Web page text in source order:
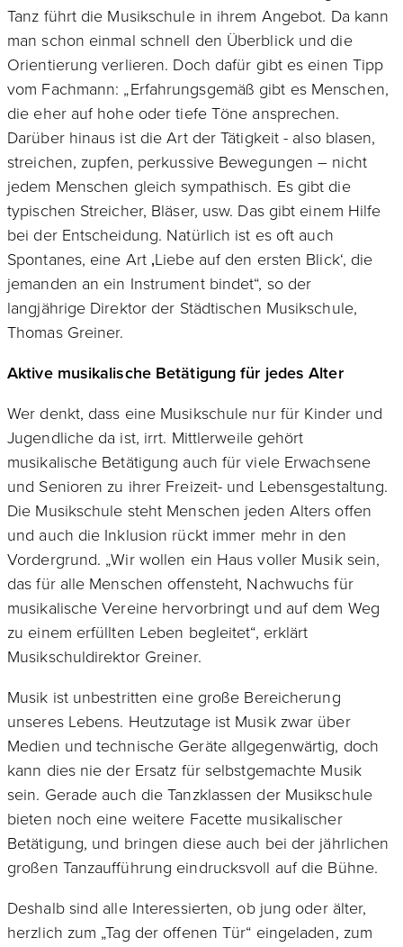
Tanz führt die Musikschule in ihrem Angebot. Da kann
man schon einmal schnell den Überblick und die
Orientierung verlieren. Doch dafür gibt es einen Tipp
vom Fachmann: „Erfahrungsgemäß gibt es Menschen,
die eher auf hohe oder tiefe Töne ansprechen.
Darüber hinaus ist die Art der Tätigkeit - also blasen,
streichen, zupfen, perkussive Bewegungen – nicht
jedem Menschen gleich sympathisch. Es gibt die
typischen Streicher, Bläser, usw. Das gibt einem Hilfe
bei der Entscheidung. Natürlich ist es oft auch
Spontanes, eine Art ‚Liebe auf den ersten Blick‘, die
jemanden an ein Instrument bindet“, so der
langjährige Direktor der Städtischen Musikschule,
Thomas Greiner.
Aktive musikalische Betätigung für jedes Alter
Wer denkt, dass eine Musikschule nur für Kinder und
Jugendliche da ist, irrt. Mittlerweile gehört
musikalische Betätigung auch für viele Erwachsene
und Senioren zu ihrer Freizeit- und Lebensgestaltung.
Die Musikschule steht Menschen jeden Alters offen
und auch die Inklusion rückt immer mehr in den
Vordergrund. „Wir wollen ein Haus voller Musik sein,
das für alle Menschen offensteht, Nachwuchs für
musikalische Vereine hervorbringt und auf dem Weg
zu einem erfüllten Leben begleitet“, erklärt
Musikschuldirektor Greiner.
Musik ist unbestritten eine große Bereicherung
unseres Lebens. Heutzutage ist Musik zwar über
Medien und technische Geräte allgegenwärtig, doch
kann dies nie der Ersatz für selbstgemachte Musik
sein. Gerade auch die Tanzklassen der Musikschule
bieten noch eine weitere Facette musikalischer
Betätigung, und bringen diese auch bei der jährlichen
großen Tanzaufführung eindrucksvoll auf die Bühne.
Deshalb sind alle Interessierten, ob jung oder älter,
herzlich zum „Tag der offenen Tür“ eingeladen, zum